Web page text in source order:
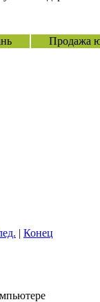
Продажа
| Конец